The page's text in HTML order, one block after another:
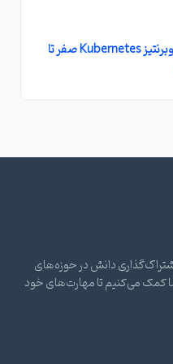
بهترين دوره آموزش کوبرنتيز Kubernetes صفر تا
دانش در حوزه‌های
کمک می‌کنیم تا مهارت‌های خود